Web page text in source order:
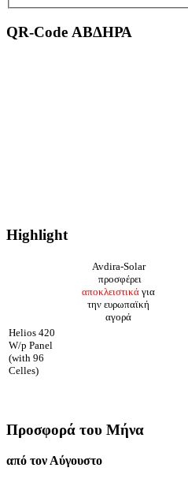
QR-Code ΑΒΔΗΡΑ
Highlight
Avdira-Solar
προσφέρει
αποκλειστικά για
την ευρωπαϊκή
αγορά
Helios 420
W/p Panel
(with 96
Celles)
Προσφορά του Μήνα
από τον Αύγουστο